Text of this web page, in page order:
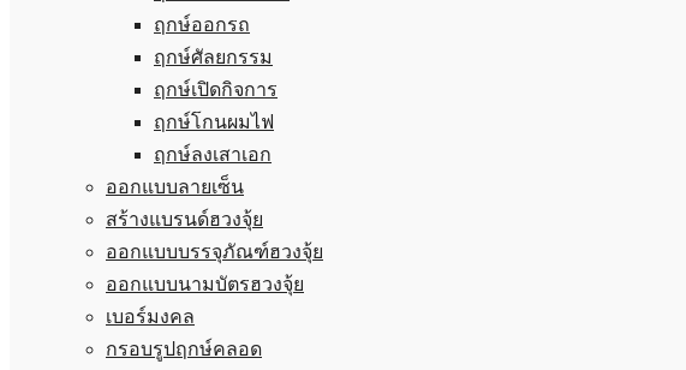
ฤกษ์ออกรถ
ฤกษ์ศัลยกรรม
ฤกษ์เปิดกิจการ
ฤกษ์โกนผมไฟ
ฤกษ์ลงเสาเอก
ออกแบบลายเซ็น
สร้างแบรนด์ฮวงจุ้ย
ออกแบบบรรจุภัณฑ์ฮวงจุ้ย
ออกแบบนามบัตรฮวงจุ้ย
เบอร์มงคล
กรอบรูปฤกษ์คลอด